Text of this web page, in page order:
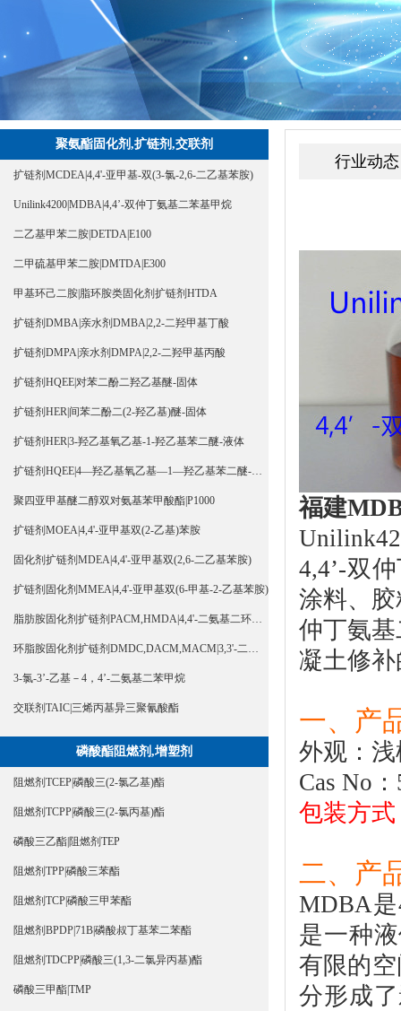
聚氨酯固化剂,扩链剂,交联剂
扩链剂MCDEA|4,4'-亚甲基-双(3-氯-2,6-二乙基苯胺)
Unilink4200|MDBA|4,4’-双仲丁氨基二苯基甲烷
二乙基甲苯二胺|DETDA|E100
二甲硫基甲苯二胺|DMTDA|E300
甲基环己二胺|脂环胺类固化剂扩链剂HTDA
扩链剂DMBA|亲水剂DMBA|2,2-二羟甲基丁酸
扩链剂DMPA|亲水剂DMPA|2,2-二羟甲基丙酸
扩链剂HQEE|对苯二酚二羟乙基醚-固体
扩链剂HER|间苯二酚二(2-羟乙基)醚-固体
扩链剂HER|3-羟乙基氧乙基-1-羟乙基苯二醚-液体
扩链剂HQEE|4—羟乙基氧乙基—1—羟乙基苯二醚-液体
聚四亚甲基醚二醇双对氨基苯甲酸酯|P1000
扩链剂MOEA|4,4'-亚甲基双(2-乙基)苯胺
固化剂扩链剂MDEA|4,4'-亚甲基双(2,6-二乙基苯胺)
扩链剂固化剂MMEA|4,4'-亚甲基双(6-甲基-2-乙基苯胺)
脂肪胺固化剂扩链剂PACM,HMDA|4,4'-二氨基二环己基甲烷
环脂胺固化剂扩链剂DMDC,DACM,MACM|3,3'-二甲基-4,4'-二氨基二环己基甲烷
3-氯-3’-乙基－4，4’-二氨基二苯甲烷
交联剂TAIC|三烯丙基异三聚氰酸酯
磷酸酯阻燃剂,增塑剂
阻燃剂TCEP|磷酸三(2-氯乙基)酯
阻燃剂TCPP|磷酸三(2-氯丙基)酯
磷酸三乙酯|阻燃剂TEP
阻燃剂TPP|磷酸三苯酯
阻燃剂TCP|磷酸三甲苯酯
阻燃剂BPDP|71B|磷酸叔丁基苯二苯酯
阻燃剂TDCPP|磷酸三(1,3-二氯异丙基)酯
磷酸三甲酯|TMP
行业动态
福建
4,4’-双
涂料、
仲丁氨
凝土修
一、产
外观：
Cas No
包装方
二、产
MDBA
是一种
有限的
分形成